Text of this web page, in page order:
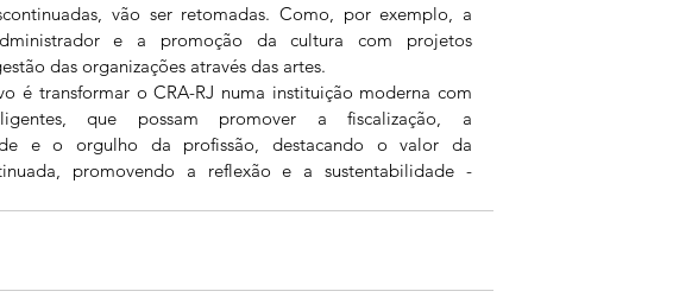
vão ser retomadas. Como, por exemplo, a
e a promoção da cultura com projetos
das organizações através das artes.
é transformar o CRA-RJ numa instituição moderna com
que possam promover a fiscalização, a
e o orgulho da profissão, destacando o valor da
promovendo a reflexão e a sustentabilidade -